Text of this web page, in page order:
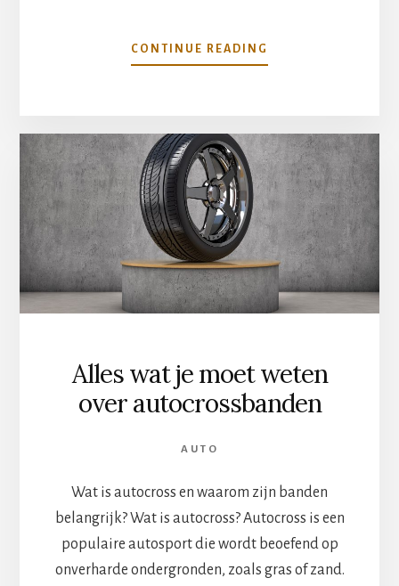
CONTINUE READING
WAT
OVER
AUTOCROSS
ONDERDELEN
Alles wat je moet weten
over autocrossbanden
AUTO
Wat is autocross en waarom zijn banden
belangrijk? Wat is autocross? Autocross is een
populaire autosport die wordt beoefend op
onverharde ondergronden, zoals gras of zand.